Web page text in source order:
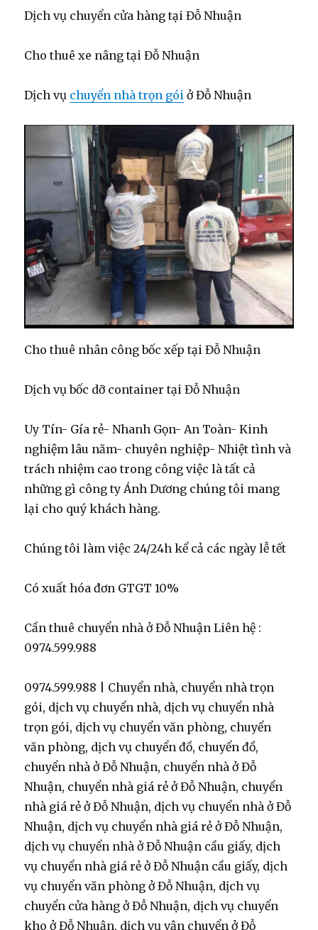
Dịch vụ chuyển cửa hàng tại Đỗ Nhuận
Cho thuê xe nâng tại Đỗ Nhuận
Dịch vụ chuyển nhà trọn gói ở Đỗ Nhuận
Cho thuê nhân công bốc xếp tại Đỗ Nhuận
Dịch vụ bốc dỡ container tại Đỗ Nhuận
Uy Tín- Gía rẻ- Nhanh Gọn- An Toàn- Kinh
nghiệm lâu năm- chuyên nghiệp- Nhiệt tình và
trách nhiệm cao trong công việc là tất cả
những gì công ty Ánh Dương chúng tôi mang
lại cho quý khách hàng.
Chúng tôi làm việc 24/24h kể cả các ngày lễ tết
Có xuất hóa đơn GTGT 10%
Cần thuê chuyển nhà ở Đỗ Nhuận Liên hệ :
0974.599.988
0974.599.988 | Chuyển nhà, chuyển nhà trọn
gói, dịch vụ chuyển nhà, dịch vụ chuyển nhà
trọn gói, dịch vụ chuyển văn phòng, chuyển
văn phòng, dịch vụ chuyển đồ, chuyển đồ,
chuyển nhà ở Đỗ Nhuận, chuyển nhà ở Đỗ
Nhuận, chuyển nhà giá rẻ ở Đỗ Nhuận, chuyển
nhà giá rẻ ở Đỗ Nhuận, dịch vụ chuyển nhà ở Đỗ
Nhuận, dịch vụ chuyển nhà giá rẻ ở Đỗ Nhuận,
dịch vụ chuyển nhà ở Đỗ Nhuận cầu giấy, dịch
vụ chuyển nhà giá rẻ ở Đỗ Nhuận cầu giấy, dịch
vụ chuyển văn phòng ở Đỗ Nhuận, dịch vụ
chuyển cửa hàng ở Đỗ Nhuận, dịch vụ chuyển
kho ở Đỗ Nhuận, dịch vụ vận chuyển ở Đỗ